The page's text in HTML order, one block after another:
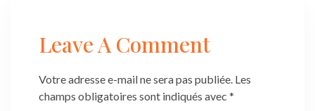
Leave A Comment
Votre adresse e-mail ne sera pas publiée. Les
champs obligatoires sont indiqués avec *